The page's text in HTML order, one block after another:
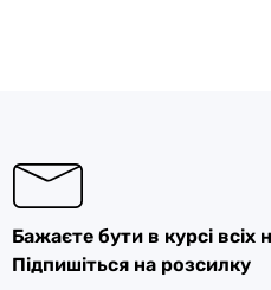
Бажаєте бути в курсі
Підпишіться на розсилку